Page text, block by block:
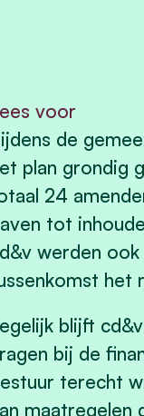
voor
de
plan grondig
24
tot
werden
het
blijft
bij de
terecht
maatregelen